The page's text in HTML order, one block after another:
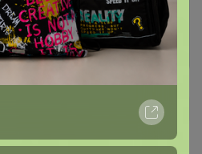
Зарегистрироваться